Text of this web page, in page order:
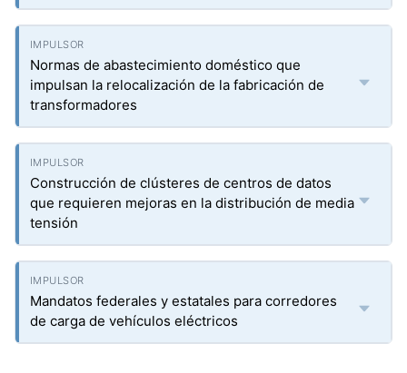
Normas de abastecimiento doméstico que
impulsan la relocalización de la fabricación de
transformadores
Construcción de clústeres de centros de datos
que requieren mejoras en la distribución de media
tensión
Mandatos federales y estatales para corredores
de carga de vehículos eléctricos